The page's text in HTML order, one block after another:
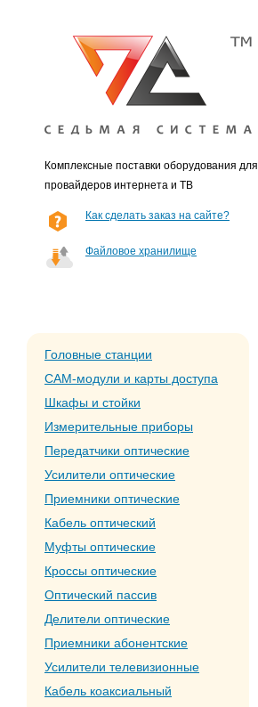
Комплексные поставки оборудования для
провайдеров интернета и ТВ
Как сделать заказ на сайте?
Файловое хранилище
Головные станции
CAM-модули и карты доступа
Шкафы и стойки
Измерительные приборы
Передатчики оптические
Усилители оптические
Приемники оптические
Кабель оптический
Муфты оптические
Кроссы оптические
Оптический пассив
Делители оптические
Приемники абонентские
Усилители телевизионные
Кабель коаксиальный